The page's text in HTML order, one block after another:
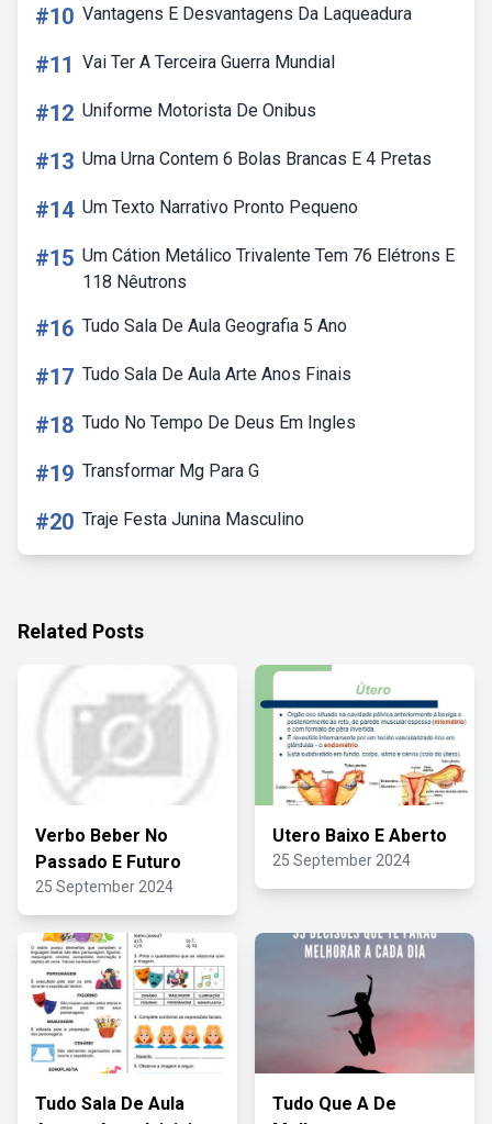
#10 Vantagens E Desvantagens Da Laqueadura
#11 Vai Ter A Terceira Guerra Mundial
#12 Uniforme Motorista De Onibus
#13 Uma Urna Contem 6 Bolas Brancas E 4 Pretas
#14 Um Texto Narrativo Pronto Pequeno
#15 Um Cátion Metálico Trivalente Tem 76 Elétrons E
118 Nêutrons
#16 Tudo Sala De Aula Geografia 5 Ano
#17 Tudo Sala De Aula Arte Anos Finais
#18 Tudo No Tempo De Deus Em Ingles
#19 Transformar Mg Para G
#20 Traje Festa Junina Masculino
Related Posts
Verbo Beber No
Passado E Futuro
25 September 2024
Utero Baixo E Aberto
25 September 2024
Tudo Sala De Aula
Tudo Que A De